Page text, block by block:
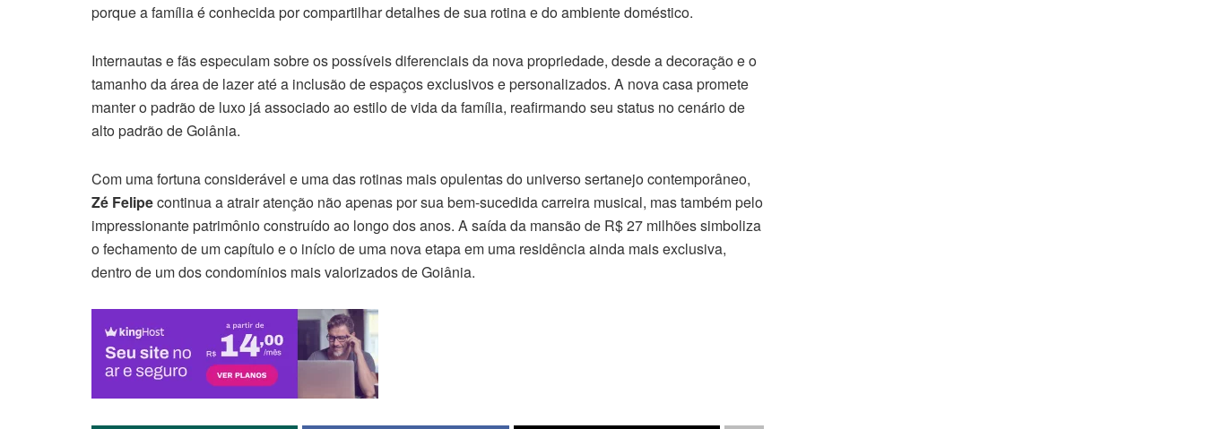
porque a família é conhecida por compartilhar detalhes de sua rotina e do ambiente doméstico.
Internautas e fãs especulam sobre os possíveis diferenciais da nova propriedade, desde a decoração e o
tamanho da área de lazer até a inclusão de espaços exclusivos e personalizados. A nova casa promete
manter o padrão de luxo já associado ao estilo de vida da família, reafirmando seu status no cenário de
alto padrão de Goiânia.
Com uma fortuna considerável e uma das rotinas mais opulentas do universo sertanejo contemporâneo,
Zé Felipecontinua a atrair atenção não apenas por sua bem-sucedida carreira musical, mas também pelo
impressionante patrimônio construído ao longo dos anos. A saída da mansão de R$ 27 milhões simboliza
o fechamento de um capítulo e o início de uma nova etapa em uma residência ainda mais exclusiva,
dentro de um dos condomínios mais valorizados de Goiânia.